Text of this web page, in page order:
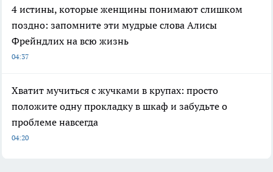
4 истины, которые женщины понимают слишком
поздно: запомните эти мудрые слова Алисы
Фрейндлих на всю жизнь
04:37
Хватит мучиться с жучками в крупах: просто
положите одну прокладку в шкаф и забудьте о
проблеме навсегда
04:20